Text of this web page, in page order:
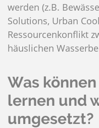
werden (z.B.
Solutions, Urban
Ressourcenkonflikt
häuslichen
Was
lernen und
umgesetzt?